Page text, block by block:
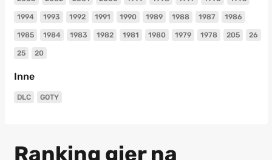
1994 1993 1992 1991 1990 1989 1988 1987 1986
1985 1984 1983 1982 1981 1980 1979 1978 205 26
25 20
Inne
DLC GOTY
Ranking gier na